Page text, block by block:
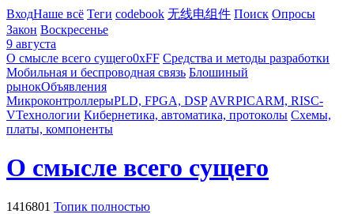
ВходНаше всё Теги codebook 无线电组件 Поиск Опросы
Закон Воскресенье
9 августа
О смысле всего сущего0xFF Средства и методы разработки
Мобильная и беспроводная связь Блошиный
рынокОбъявления
МикроконтроллерыPLD, FPGA, DSP AVRPICARM, RISC-
VТехнологии Кибернетика, автоматика, протоколы Схемы,
платы, компоненты
О смысле всего сущего
1416801 Топик полностью